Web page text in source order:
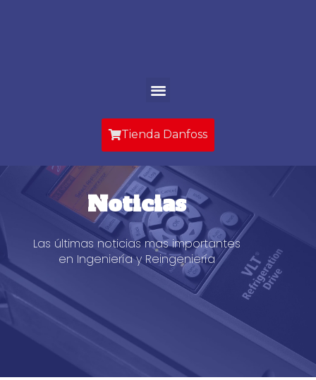
Menu
Tienda Danfoss
Noticias
Las últimas noticias mas importantes
en Ingeniería y Reingeniería